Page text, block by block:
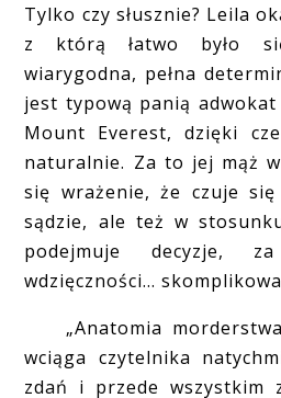
Tylko czy słusznie? Leila
z którą łatwo było
wiarygodna, pełna
jest typową panią
Mount Everest, dzięki
naturalnie. Za to jej mąż
się wrażenie, że czuje
sądzie, ale też w
podejmuje decyzje,
wdzięczności...
„Anatomia
wciąga czytelnika
zdań i przede wszystkim